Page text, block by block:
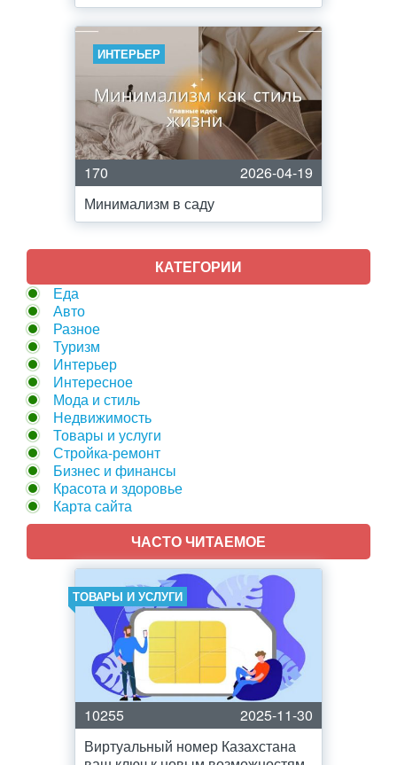
ИНТЕРЬЕР
170
2026-04-19
Минимализм в саду
КАТЕГОРИИ
Еда
Авто
Разное
Туризм
Интерьер
Интересное
Мода и стиль
Недвижимость
Товары и услуги
Стройка-ремонт
Бизнес и финансы
Красота и здоровье
Карта сайта
ЧАСТО ЧИТАЕМОЕ
ТОВАРЫ И УСЛУГИ
10255
2025-11-30
Виртуальный номер Казахстана